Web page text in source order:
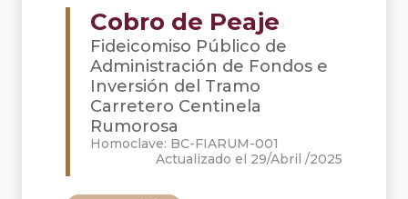
Cobro de Peaje
Fideicomiso Público de
Administración de Fondos e
Inversión del Tramo
Carretero Centinela
Rumorosa
Homoclave: BC-FIARUM-001
Actualizado el 29/Abril /2025